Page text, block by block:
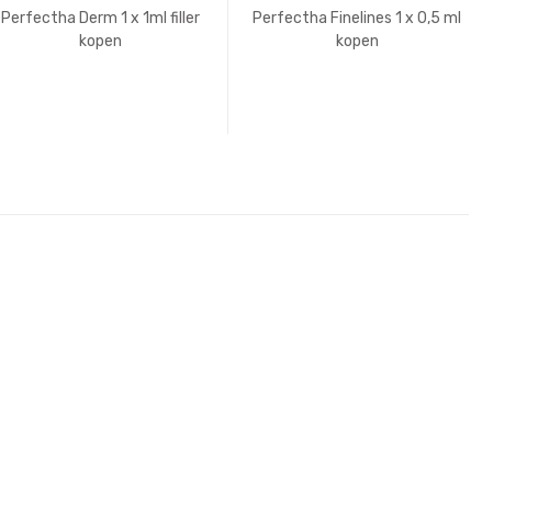
Perfectha Derm 1 x 1ml filler
kopen
Perfectha Finelines 1 x 0,5 ml
kopen